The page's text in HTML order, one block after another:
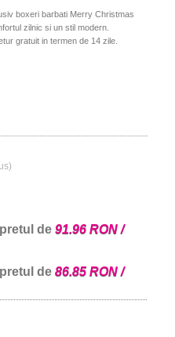
boxeri barbati Merry Christmas
zilnic si un stil modern.
gratuit in termen de 14 zile.
de 91.96 RON /
de 86.85 RON /